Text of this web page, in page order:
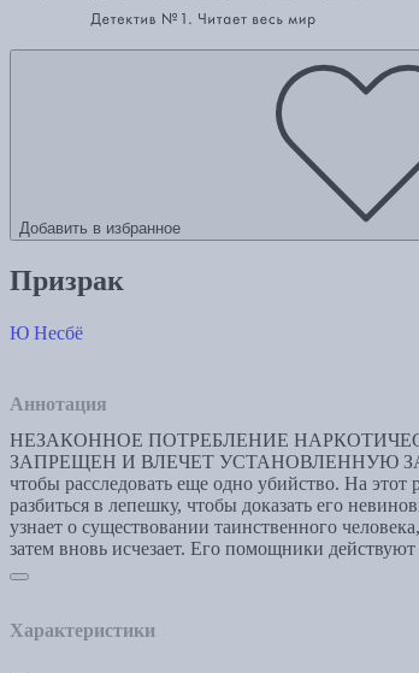
Добавить в избранное
Призрак
Ю Несбё
Аннотация
НЕЗАКОННОЕ ПОТРЕБЛЕНИЕ
ЗАПРЕЩЕН И ВЛЕЧЕТ УСТАНОВЛЕННУЮ
чтобы расследовать еще одно убийство. На
разбиться в лепешку, чтобы доказать его
узнает о существовании таинственного
затем вновь исчезает. Его помощники
Характеристики